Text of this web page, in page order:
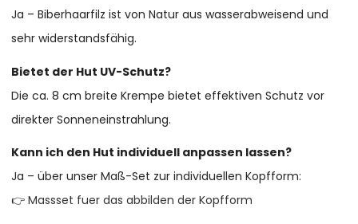
Ja – Biberhaarfilz ist von Natur aus wasserabweisend und
sehr widerstandsfähig.
Bietet der Hut UV-Schutz?
Die ca. 8 cm breite Krempe bietet effektiven Schutz vor
direkter Sonneneinstrahlung.
Kann ich den Hut individuell anpassen lassen?
Ja – über unser Maß-Set zur individuellen Kopfform:
👉Massset fuer das abbilden der Kopfform